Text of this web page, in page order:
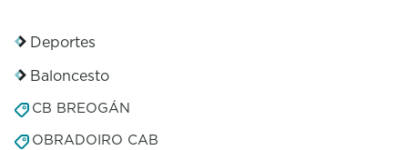
Deportes
Baloncesto
CB BREOGÁN
OBRADOIRO CAB